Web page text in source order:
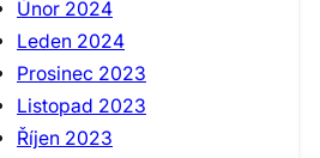
Únor 2024
Leden 2024
Prosinec 2023
Listopad 2023
Říjen 2023